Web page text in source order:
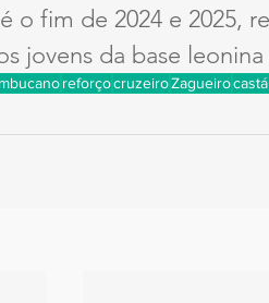
o fim de 2024 e 2025,
jovens da base
reforçocruzeiroZagueiro